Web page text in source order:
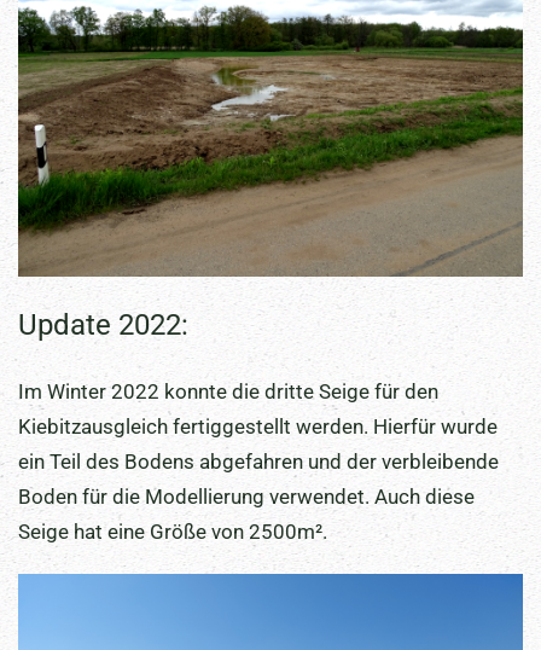
Update 2022:
Im Winter 2022 konnte die dritte Seige für den
Kiebitzausgleich fertiggestellt werden. Hierfür wurde
ein Teil des Bodens abgefahren und der verbleibende
Boden für die Modellierung verwendet. Auch diese
Seige hat eine Größe von 2500m².